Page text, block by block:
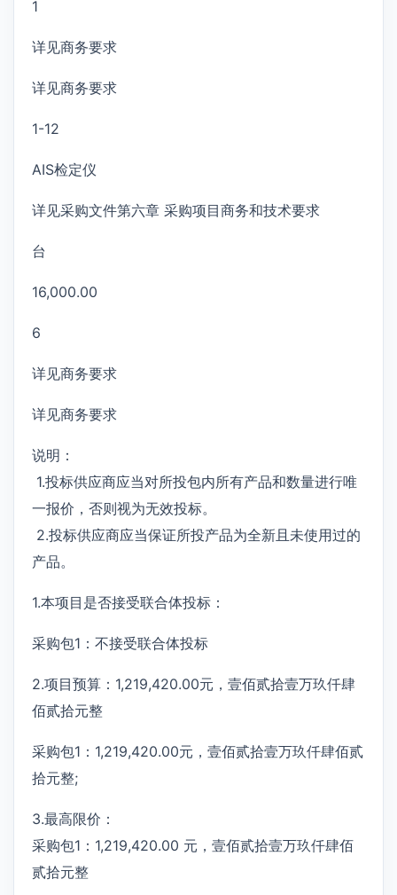
1
详见商务要求
详见商务要求
1-12
AIS检定仪
详见采购文件第六章 采购项目商务和技术要求
台
16,000.00
6
详见商务要求
详见商务要求
说明：
1.投标供应商应当对所投包内所有产品和数量进行唯
一报价，否则视为无效投标。
2.投标供应商应当保证所投产品为全新且未使用过的
产品。
1.本项目是否接受联合体投标：
采购包1：不接受联合体投标
2.项目预算：1,219,420.00元，壹佰贰拾壹万玖仟肆
佰贰拾元整
采购包1：1,219,420.00元，壹佰贰拾壹万玖仟肆佰贰
拾元整;
3.最高限价：
采购包1：1,219,420.00 元，壹佰贰拾壹万玖仟肆佰
贰拾元整